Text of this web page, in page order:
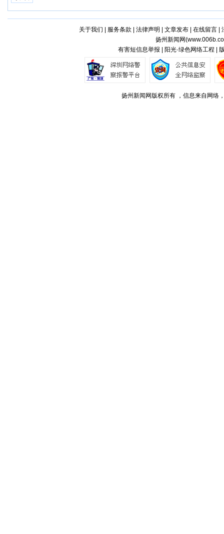
关于我们 服务条款 法律声明 文章发布| 在线留言|
扬州新闻网(
有害短信息举报 | 阳光·绿色网络工程 |
扬州新闻网版权所有 ，信息来自网络